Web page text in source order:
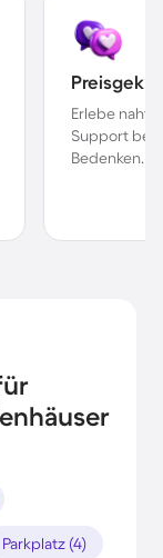
Erlebe
Support bei
Bedenken.
Parkplatz (4)